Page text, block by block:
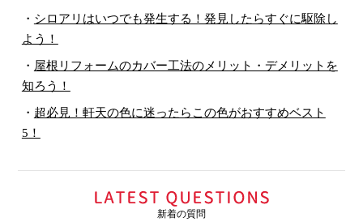
・ シロアリはいつでも発生する！発見したらすぐに駆除し
よう！
・ 屋根リフォームのカバー工法のメリット・デメリットを
知ろう！
・ 超必見！軒天の色に迷ったらこの色がおすすめベスト
5！
新着の質問